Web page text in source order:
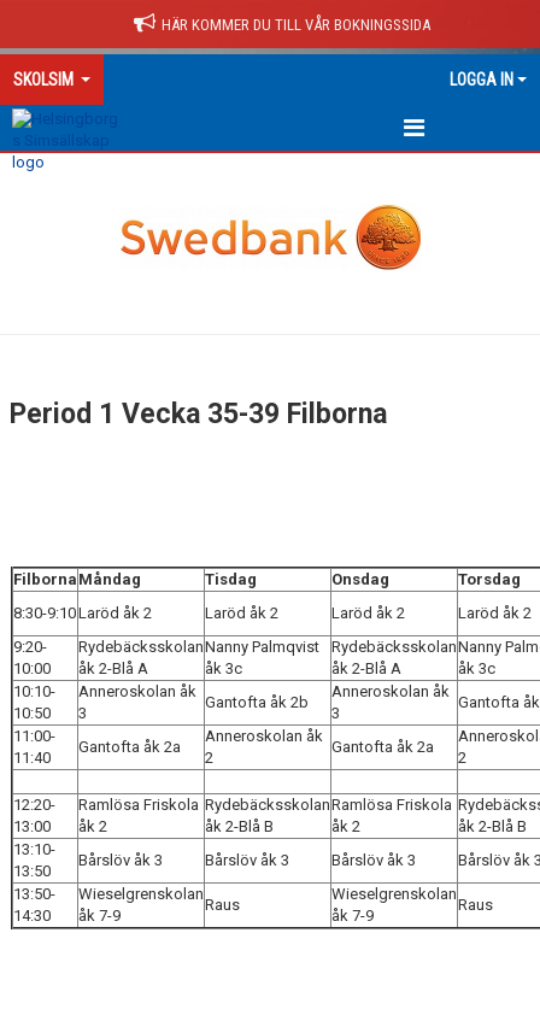
HÄR KOMMER DU TILL VÅR BOKNINGSSIDA
SKOLSIM LOGGA IN
HEM
ALLT OM SKOLSIM
PERIOD 6 FB
PERIOD 7 FB
PERIODER LÄSÅR 26/27 SÖDER
KONTAKT
NYHETER
Period 1 Vecka 35-39 Filborna
Filborna Måndag Tisdag Onsdag
Torsdag
8:30-9:10Laröd åk 2 Laröd åk 2 Laröd åk 2
Laröd åk 2
9:20-
10:00
Rydebäcksskolan
åk 2-Blå A
Nanny Palmqvist
åk 3c
Rydebäcksskolan
åk 2-Blå A
Nanny
åk 3c
10:10-
10:50
Anneroskolan åk
3
Gantofta åk 2b
Anneroskolan åk
3
Gantofta
11:00-
11:40
Gantofta åk 2a
Anneroskolan åk
2
Gantofta åk 2a
2
12:20-
13:00
Ramlösa Friskola
åk 2
Rydebäcksskolan
åk 2-Blå B
Ramlösa Friskola
åk 2
åk 2-Blå B
13:10-
13:50
Bårslöv åk 3 Bårslöv åk 3 Bårslöv åk 3
Bårslöv åk
13:50-
14:30
Wieselgrenskolan
åk 7-9
Raus
Wieselgrenskolan
åk 7-9
Raus